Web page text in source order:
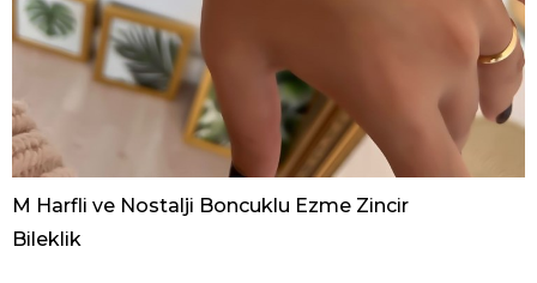
M Harfli ve Nostalji Boncuklu Ezme Zincir
Bileklik